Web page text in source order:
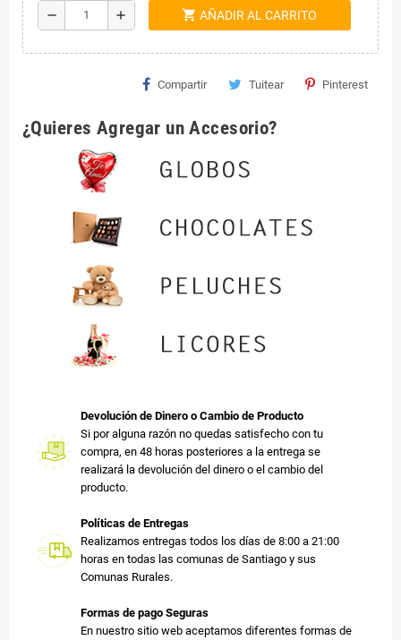
remove add shopping_cart AÑADIR AL CARRITO
Compartir Tuitear Pinterest
¿Quieres Agregar un Accesorio?
Devolución de Dinero o Cambio de Producto
Si por alguna razón no quedas satisfecho con tu
compra, en 48 horas posteriores a la entrega se
realizará la devolución del dinero o el cambio del
producto.
Políticas de Entregas
Realizamos entregas todos los días de 8:00 a 21:00
horas en todas las comunas de Santiago y sus
Comunas Rurales.
Formas de pago Seguras
En nuestro sitio web aceptamos diferentes formas de